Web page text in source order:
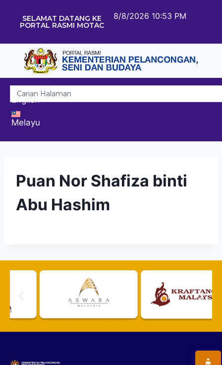
SELAMAT DATANG KE
PORTAL RASMI MOTAC
8/8/2026 10:53 PM
English
Melayu
Puan Nor Shafiza binti
Abu Hashim